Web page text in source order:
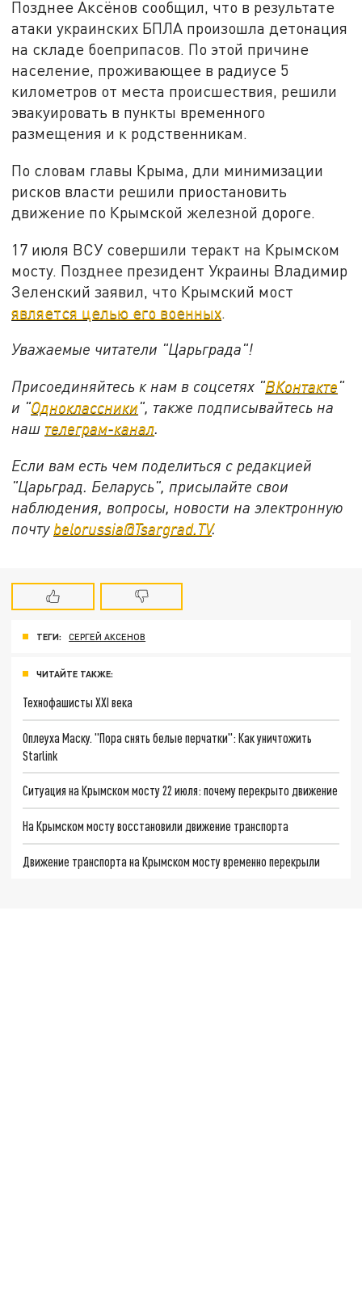
Позднее Аксёнов сообщил, что в результате
атаки украинских БПЛА произошла детонация
на складе боеприпасов. По этой причине
население, проживающее в радиусе 5
километров от места происшествия, решили
эвакуировать в пункты временного
размещения и к родственникам.
По словам главы Крыма, дли минимизации
рисков власти решили приостановить
движение по Крымской железной дороге.
17 июля ВСУ совершили теракт на Крымском
мосту. Позднее президент Украины Владимир
Зеленский заявил, что Крымский мост
является целью его военных
Уважаемые читатели "Царьграда"!
Присоединяйтесь к нам в соцсетях "ВКонтакте"
и "Одноклассники", также подписывайтесь на
наш телеграм-канал.
Если вам есть чем поделиться с редакцией
"Царьград. Беларусь", присылайте свои
наблюдения, вопросы, новости на электронную
почту belorussia@Tsargrad.TV.
ТЕГИ: СЕРГЕЙ АКСЕНОВ
ЧИТАЙТЕ ТАКЖЕ:
Технофашисты XXI века
Оплеуха Маску. "Пора снять белые перчатки": Как уничтожить
Starlink
Ситуация на Крымском мосту 22 июля: почему перекрыто движение
На Крымском мосту восстановили движение транспорта
Движение транспорта на Крымском мосту временно перекрыли